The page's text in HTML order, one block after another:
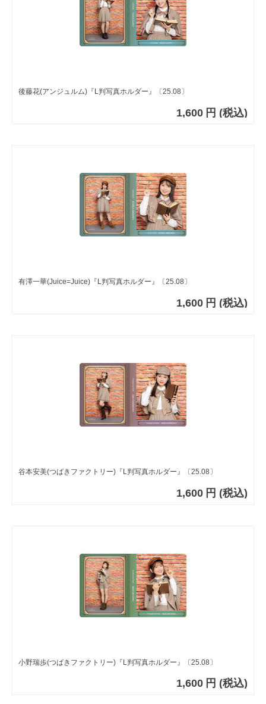
後藤花(アンジュルム)『L判写真ホルダー』〔25.08〕
1,600 円 (税込)
有澤一華(Juice=Juice)『L判写真ホルダー』〔25.08〕
1,600 円 (税込)
谷本安美(つばきファクトリー)『L判写真ホルダー』〔25.08〕
1,600 円 (税込)
小野瑞歩(つばきファクトリー)『L判写真ホルダー』〔25.08〕
1,600 円 (税込)